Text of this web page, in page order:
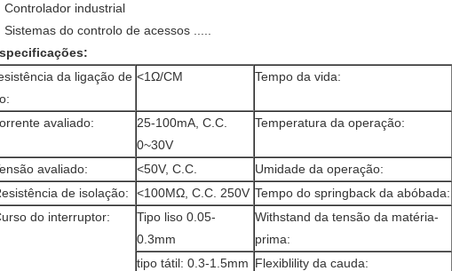
Controlador industrial
Sistemas do controlo de acessos .....
da ligação de <1Ω/CM Tempo da vida:
avaliado:
25-100mA, C.C.
0~30V
Temperatura da operação:
avaliado: <50V, C.C. Umidade da operação:
de isolação:
<100MΩ, C.C. 250V Tempo do springback da abóbada:
do interruptor:
Tipo liso 0.05-
0.3mm
Withstand da tensão da matéria-
prima:
tipo tátil: 0.3-1.5mm Flexiblility da cauda: